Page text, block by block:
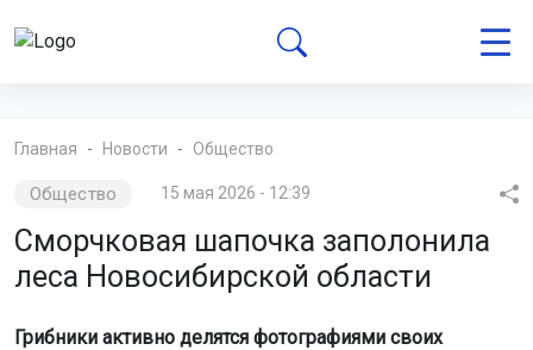
Главная Новости Общество
Общество 15 мая 2026 - 12:39
Сморчковая шапочка заполонила
леса Новосибирской области
Грибники активно делятся фотографиями своих